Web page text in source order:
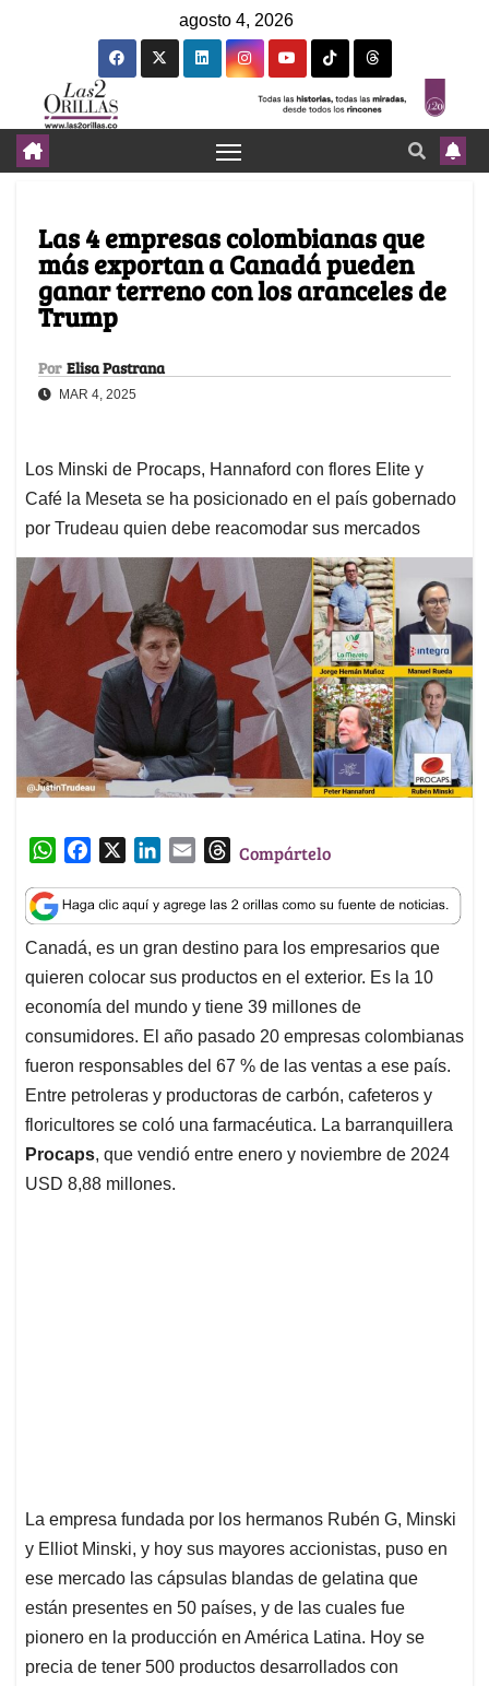
agosto 4, 2026
Las 4 empresas colombianas que
más exportan a Canadá pueden
ganar terreno con los aranceles de
Trump
Por Elisa Pastrana
MAR 4, 2025
Los Minski de Procaps, Hannaford con flores Elite y
Café la Meseta se ha posicionado en el país gobernado
por Trudeau quien debe reacomodar sus mercados
W
a
t
s
A
p
p
c
e
b
o
o
k
n
k
e
d
I
n
a
i
l
T
r
e
a
d
s
Compártelo
Canadá, es un gran destino para los empresarios que
quieren colocar sus productos en el exterior. Es la 10
economía del mundo y tiene 39 millones de
consumidores. El año pasado 20 empresas colombianas
fueron responsables del 67 % de las ventas a ese país.
Entre petroleras y productoras de carbón, cafeteros y
floricultores se coló una farmacéutica. La barranquillera
Procaps, que vendió entre enero y noviembre de 2024
USD 8,88 millones.
La empresa fundada por los hermanos Rubén G, Minski
y Elliot Minski, y hoy sus mayores accionistas, puso en
ese mercado las cápsulas blandas de gelatina que
están presentes en 50 países, y de las cuales fue
pionero en la producción en América Latina. Hoy se
precia de tener 500 productos desarrollados con